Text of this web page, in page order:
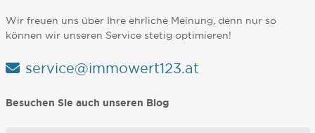
Wir freuen uns über Ihre ehrliche Meinung, denn nur so
können wir unseren Service stetig optimieren!
service@immowert123.at
Besuchen Sie auch unseren Blog